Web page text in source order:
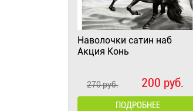
Наволочки сатин наб
Акция Конь
270 руб. 200 руб.
ПОДРОБНЕЕ